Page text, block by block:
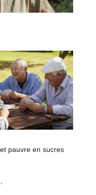
pauvre en sucres